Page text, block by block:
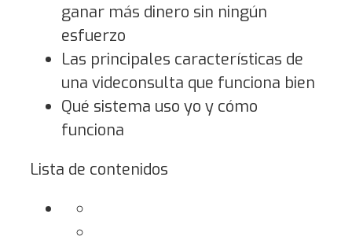
ganar más dinero sin ningún
esfuerzo
Las principales características de
una videconsulta que funciona bien
Qué sistema uso yo y cómo
funciona
Lista de contenidos